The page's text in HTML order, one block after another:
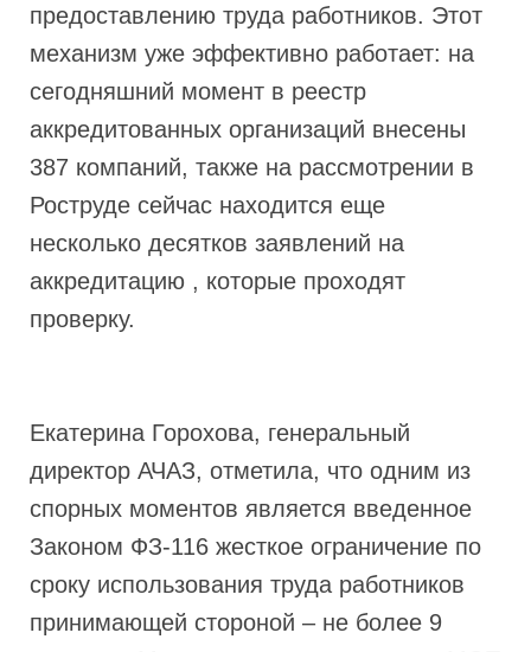
предоставлению труда работников. Этот
механизм уже эффективно работает: на
сегодняшний момент в реестр
аккредитованных организаций внесены
387 компаний, также на рассмотрении в
Роструде сейчас находится еще
несколько десятков заявлений на
аккредитацию , которые проходят
проверку.
Екатерина Горохова, генеральный
директор АЧАЗ, отметила, что одним из
спорных моментов является введенное
Законом ФЗ-116 жесткое ограничение по
сроку использования труда работников
принимающей стороной – не более 9